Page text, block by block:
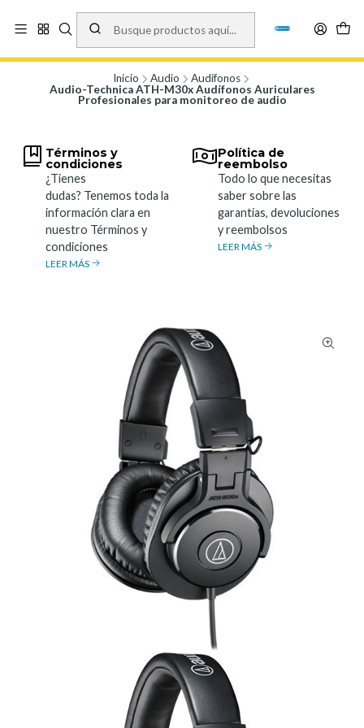
Vísita nuestro local en Los Agustinos 5478, Ñuñoa. Lunes a Viernes 9.30 a
19.00, Sábados 10:00 a 19:00 y Domingos de 10:00 a 17:00
Inicio Audio
Audífonos
Audio-Technica ATH-M30x Audífonos Auriculares
Profesionales para monitoreo de audio
Términos y
condiciones
¿Tienes
dudas? Tenemos toda la
información clara en
nuestro Términos y
condiciones
LEER MÁS
Política de
reembolso
Todo lo que necesitas
saber sobre las
garantías, devoluciones
y reembolsos
LEER MÁS